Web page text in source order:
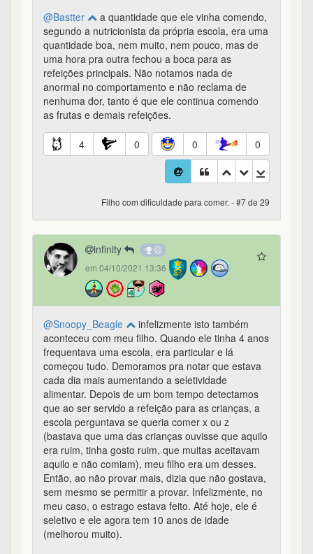
@Bastter
a quantidade que ele vinha comendo,
segundo a nutricionista da própria escola, era uma
quantidade boa, nem muito, nem pouco, mas de
uma hora pra outra fechou a boca para as
refeições principais. Não notamos nada de
anormal no comportamento e não reclama de
nenhuma dor, tanto é que ele continua comendo
as frutas e demais refeições.
4 0 0 0
Filho com dificuldade para comer. - #7 de 29
infinity
em 04/10/2021 13:36
@Snoopy_Beagle
infelizmente isto também
aconteceu com meu filho. Quando ele tinha 4 anos
frequentava uma escola, era particular e lá
começou tudo. Demoramos pra notar que estava
cada dia mais aumentando a seletividade
alimentar. Depois de um bom tempo detectamos
que ao ser servido a refeição para as crianças, a
escola perguntava se queria comer x ou z
(bastava que uma das crianças ouvisse que aquilo
era ruim, tinha gosto ruim, que muitas aceitavam
aquilo e não comiam), meu filho era um desses.
Então, ao não provar mais, dizia que não gostava,
sem mesmo se permitir a provar. Infelizmente, no
meu caso, o estrago estava feito. Até hoje, ele é
seletivo e ele agora tem 10 anos de idade
(melhorou muito).